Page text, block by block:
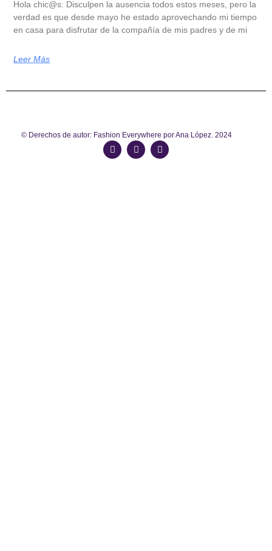
Hola chic@s: Disculpen la ausencia todos estos meses, pero la
verdad es que desde mayo he estado aprovechando mi tiempo
en casa para disfrutar de la compañía de mis padres y de mi
Leer Más
© Derechos de autor: Fashion Everywhere por Ana López. 2024